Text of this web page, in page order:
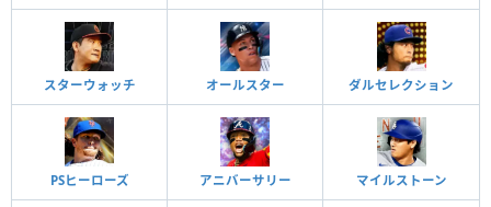
スターウォッチ オールスター ダルセレクション
PSヒーローズ アニバーサリー マイルストーン